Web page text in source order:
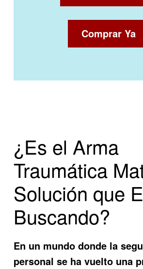
Comprar Ya
¿Es el Arma
Traumática
Solución que
Buscando?
En un mundo donde la
personal se ha vuelto una